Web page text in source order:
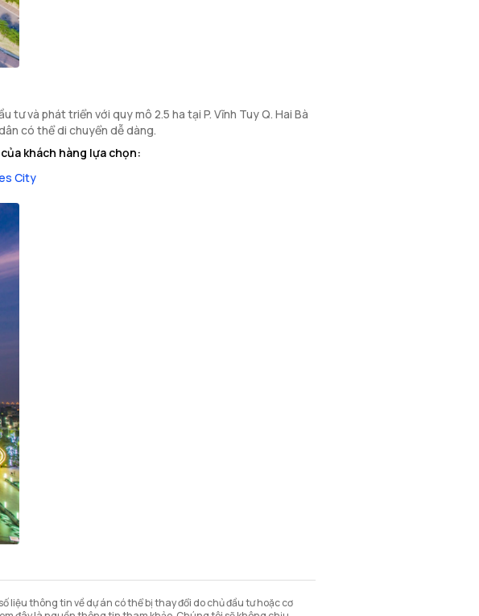
tư và phát triển với quy mô 2.5 ha tại P. Vĩnh Tuy Q. Hai Bà
có thể di chuyển dễ dàng.
khách hàng lựa chọn:
City
thông tin về dự án có thể bị thay đổi do chủ đầu tư hoặc cơ